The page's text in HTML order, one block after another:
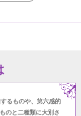
るものや、第六感的
のと二種類に大別さ